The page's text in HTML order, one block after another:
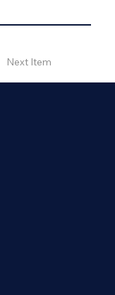
Next Item